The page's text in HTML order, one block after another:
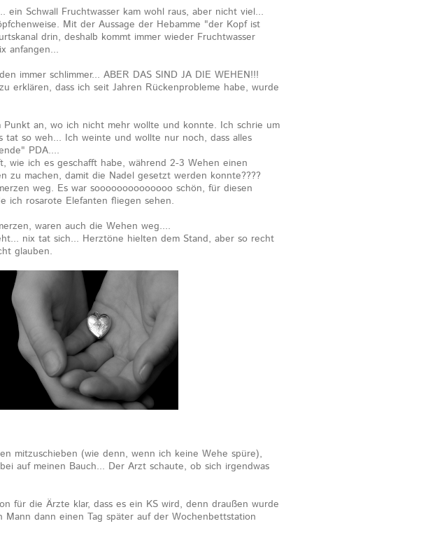
ein Schwall Fruchtwasser kam wohl raus, aber nicht viel...
Mit der Aussage der Hebamme "der Kopf ist
drin, deshalb kommt immer wieder Fruchtwasser
anfangen...
immer schlimmer... ABER DAS SIND JA DIE WEHEN!!!
erklären, dass ich seit Jahren Rückenprobleme habe, wurde
Punkt an, wo ich nicht mehr wollte und konnte. Ich schrie um
tat so weh... Ich weinte und wollte nur noch, dass alles
PDA....
wie ich es geschafft habe, während 2-3 Wehen einen
zu machen, damit die Nadel gesetzt werden konnte????
weg. Es war soooooooooooooo schön, für diesen
ich rosarote Elefanten fliegen sehen.
waren auch die Wehen weg....
nix tat sich... Herztöne hielten dem Stand, aber so recht
glauben.
mitzuschieben (wie denn, wenn ich keine Wehe spüre),
auf meinen Bauch... Der Arzt schaute, ob sich irgendwas
für die Ärzte klar, dass es ein KS wird, denn draußen wurde
Mann dann einen Tag später auf der Wochenbettstation